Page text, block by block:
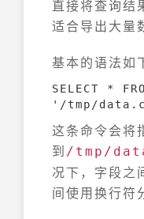
直接将查询结
适合导出大量
基本的语法如
SELECT *
'/tmp/
这条命令会将
到 /tmp/
况下，字段之
间使用换行符